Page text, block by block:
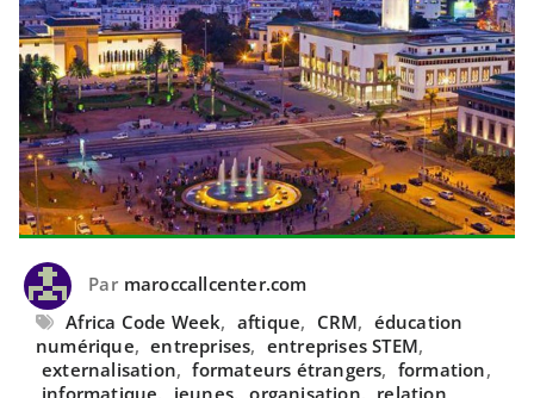
Par maroccallcenter.com
Africa Code Week, aftique, CRM, éducation
numérique, entreprises, entreprises STEM,
externalisation, formateurs étrangers, formation,
informatique, jeunes, organisation, relation